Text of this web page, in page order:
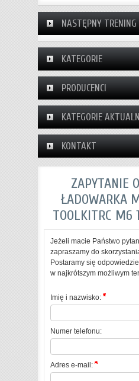
NASTĘPNY
KATEGORIE
PRODUCENCI
KATEGORIE
KONTAKT
ZAPYTANIE
ŁADOWARKA
TOOLKITRC M6
Jeżeli macie Państwo
zapraszamy do
Postaramy się
w najkrótszym możliwym
Imię i nazwisko:
Numer telefonu:
Adres e-mail: